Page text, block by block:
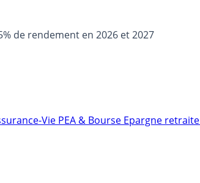
de rendement en 2026 et 2027
Vie PEA & Bourse Epargne retraite